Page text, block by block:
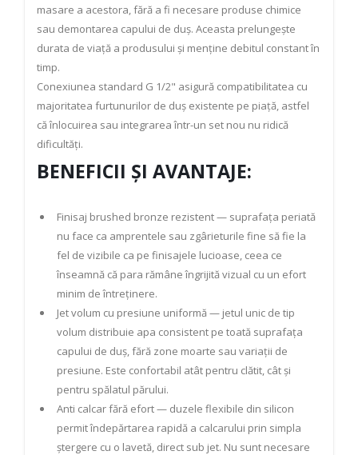
masare a acestora, fără a fi necesare produse chimice
sau demontarea capului de duș. Aceasta prelungește
durata de viață a produsului și menține debitul constant în
timp.
Conexiunea standard G 1/2" asigură compatibilitatea cu
majoritatea furtunurilor de duș existente pe piață, astfel
că înlocuirea sau integrarea într-un set nou nu ridică
dificultăți.
BENEFICII ȘI AVANTAJE:
Finisaj brushed bronze rezistent — suprafața periată
nu face ca amprentele sau zgârieturile fine să fie la
fel de vizibile ca pe finisajele lucioase, ceea ce
înseamnă că para rămâne îngrijită vizual cu un efort
minim de întreținere.
Jet volum cu presiune uniformă — jetul unic de tip
volum distribuie apa consistent pe toată suprafața
capului de duș, fără zone moarte sau variații de
presiune. Este confortabil atât pentru clătit, cât și
pentru spălatul părului.
Anti calcar fără efort — duzele flexibile din silicon
permit îndepărtarea rapidă a calcarului prin simpla
ștergere cu o lavetă, direct sub jet. Nu sunt necesare